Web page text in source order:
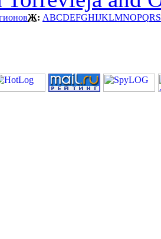
Ж: ABCDEFGHIJKLMNOPQRS